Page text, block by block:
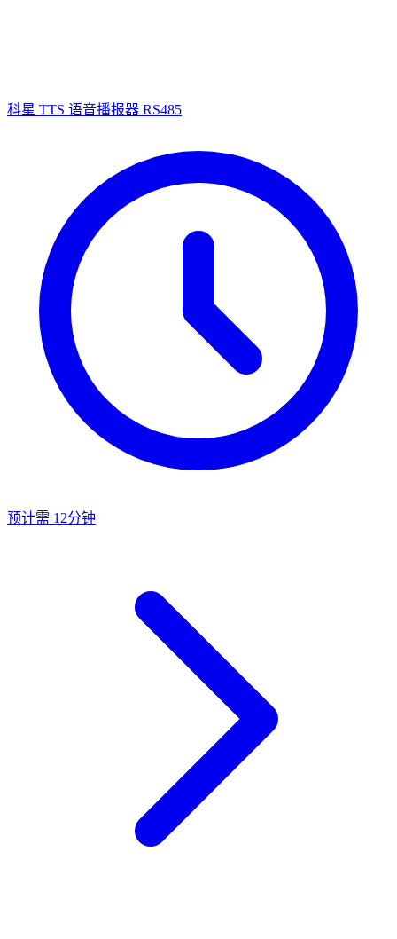
科星 TTS 语音播报器 RS485
预计需 12分钟